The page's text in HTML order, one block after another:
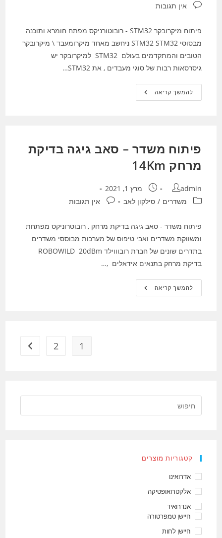
תגובות:אין תגובות
פיתוח מיקרובקר STM32 - רובוטורניקס מפתח חומרא ותוכנה
מבסוסי STM32 STM32 ניחשב מאחד מיקרומעבד \ מיקרובקר
הטובים והמתקדמים בעולם STM32 למיקרובקר יש
גיסרסאות רבות של סוגי מעבדים , את STM32…
להמשך קריאהSTM32
\
פיתוח משדר – סאב גיגה בדיקת
מרחק 14Km
מחבר:
admin פורסם:מרץ 1, 2021
קטגוריה:משדרים / סילקון לאב תגובות:אין תגובות
פיתוח משדר - סאב גיגה בדיקת מרחק , רובוטרוניקס מפתחת
ומשווקת משדרים ואבי טיפוס של מערכות מבוססי משדרים
בתדרים שונים של חברת רובוווילד ROBOWILD 20dBm
בדיקת מרחק בתנאים אידאלים ,…
להמשך קריאהפיתוח
משדר
1
2 מעבר
קטגוריות מוצרים
אדרואינו
אלקטרואופטיקה
אנדרואיד
חיישן טמפרטורה
חיישן לחות